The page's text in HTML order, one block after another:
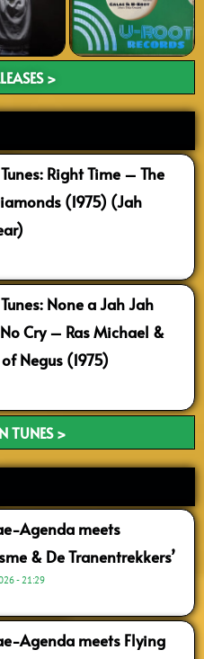
>
Right Time – The
(1975) (Jah
None a Jah Jah
Cry – Ras Michael &
Negus (1975)
TUNES >
Agenda meets
& De Tranentrekkers’
21:29
Agenda meets Flying